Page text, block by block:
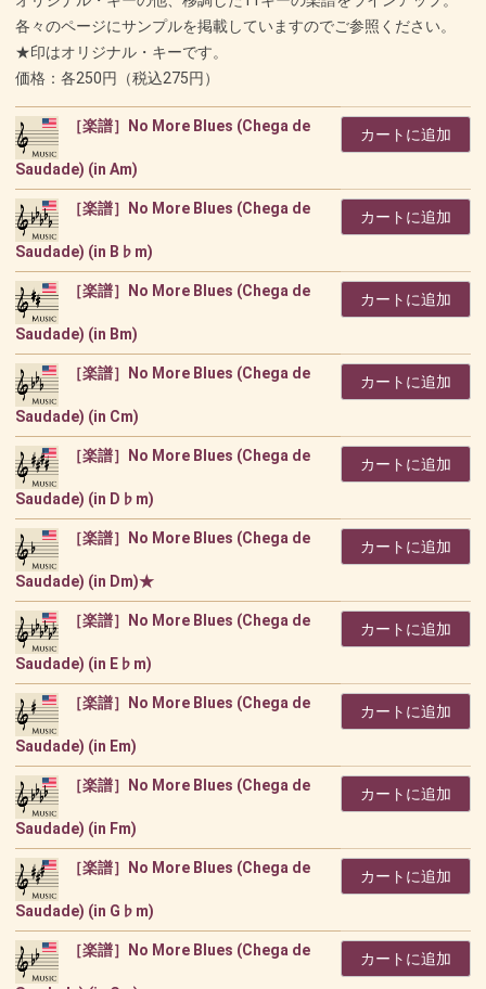
各々のページにサンプルを掲載していますのでご参照ください。
★印はオリジナル・キーです。
価格：各250円（税込275円）
［楽譜］No More Blues (Chega de
Saudade) (in Am)
カートに追加
［楽譜］No More Blues (Chega de
Saudade) (in B♭m)
カートに追加
［楽譜］No More Blues (Chega de
Saudade) (in Bm)
カートに追加
［楽譜］No More Blues (Chega de
Saudade) (in Cm)
カートに追加
［楽譜］No More Blues (Chega de
Saudade) (in D♭m)
カートに追加
［楽譜］No More Blues (Chega de
Saudade) (in Dm)★
カートに追加
［楽譜］No More Blues (Chega de
Saudade) (in E♭m)
カートに追加
［楽譜］No More Blues (Chega de
Saudade) (in Em)
カートに追加
［楽譜］No More Blues (Chega de
Saudade) (in Fm)
カートに追加
［楽譜］No More Blues (Chega de
Saudade) (in G♭m)
カートに追加
［楽譜］No More Blues (Chega de カートに追加